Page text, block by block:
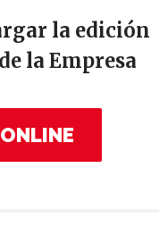
la edición
la Empresa